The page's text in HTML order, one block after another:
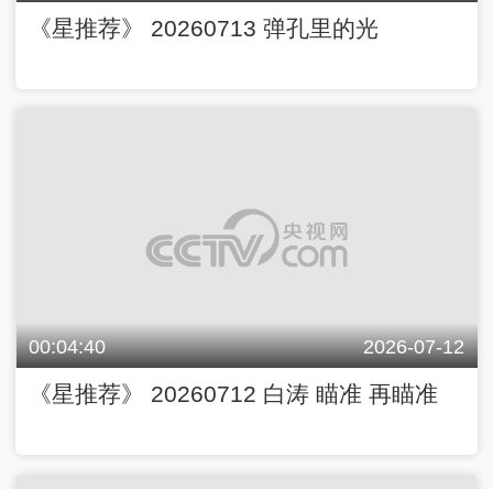
《星推荐》 20260713 弹孔里的光
00:04:40 2026-07-12
《星推荐》 20260712 白涛 瞄准 再瞄准